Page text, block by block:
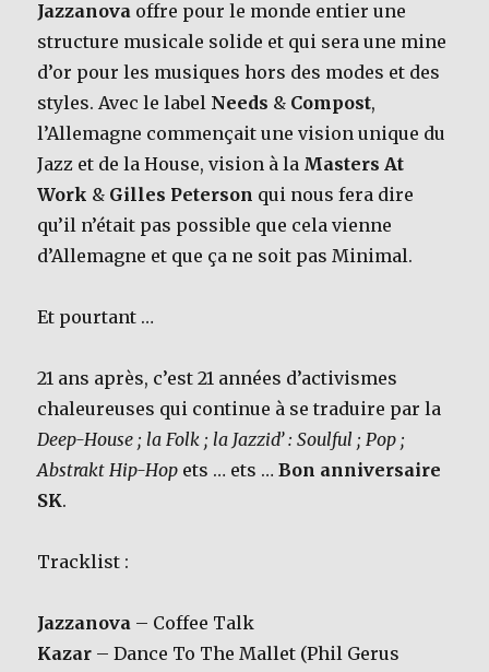
Jazzanova offre pour le monde entier une
structure musicale solide et qui sera une mine
d’or pour les musiques hors des modes et des
styles. Avec le label Needs & Compost,
l’Allemagne commençait une vision unique du
Jazz et de la House, vision à la Masters At
Work & Gilles Peterson qui nous fera dire
qu’il n’était pas possible que cela vienne
d’Allemagne et que ça ne soit pas Minimal.
Et pourtant …
21 ans après, c’est 21 années d’activismes
chaleureuses qui continue à se traduire par la
Deep-House ; la Folk ; la Jazzid’ : Soulful ; Pop ;
Abstrakt Hip-Hop ets … ets …Bon anniversaire
SK.
Tracklist :
Jazzanova – Coffee Talk
Kazar – Dance To The Mallet (Phil Gerus